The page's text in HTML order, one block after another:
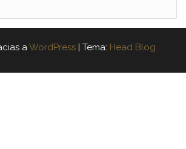
aWordPress | Tema: Head Blog